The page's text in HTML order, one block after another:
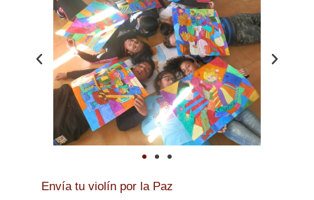
Envía tu violín por la Paz